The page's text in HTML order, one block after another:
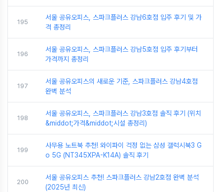
195
서울 공유오피스, 스파크플러스 강남6호점 입주 후기 및 가
격 총정리
196
서울 공유오피스, 스파크플러스 강남5호점 입주 후기부터
가격까지 총정리
197
서울 공유오피스의 새로운 기준, 스파크플러스 강남4호점
완벽 분석
198
서울 공유오피스, 스파크플러스 강남3호점 솔직 후기 (위치
&middot;가격&middot;시설 총정리)
199
사무용 노트북 추천! 와이파이 걱정 없는 삼성 갤럭시북3 G
o 5G (NT345XPA-K14A) 솔직 후기
200
서울 공유오피스 추천! 스파크플러스 강남2호점 완벽 분석
(2025년 최신)